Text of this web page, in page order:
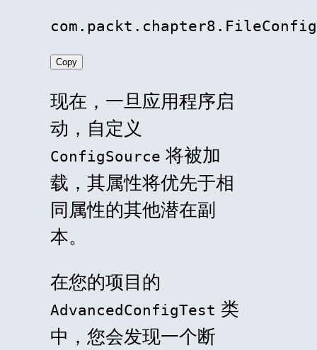
Copy
现在，一旦应用程序启
动，自定义
ConfigSource 将被加
载，其属性将优先于相
同属性的其他潜在副
本。
在您的项目的
AdvancedConfigTest 类
中，您会发现一个断